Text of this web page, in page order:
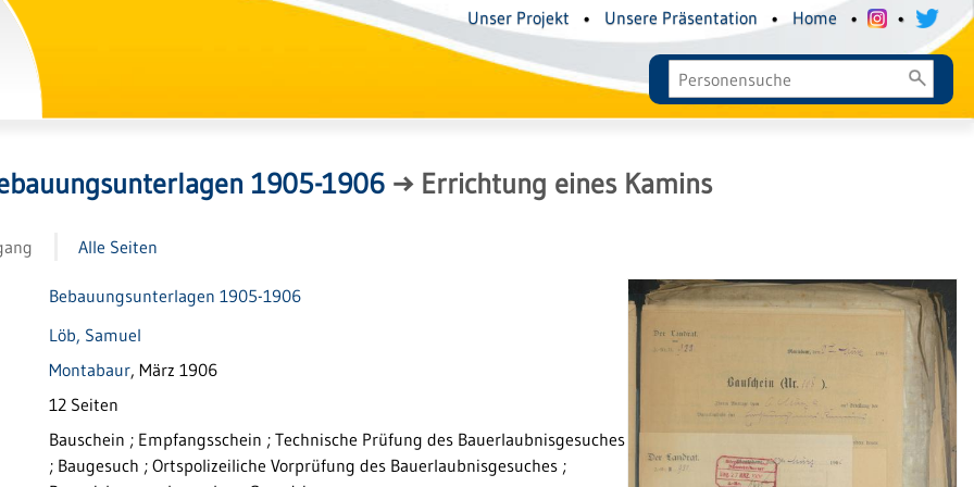
Unser Projekt • Unsere Präsentation • Home • •
1905-1906 → Errichtung eines Kamins
Alle Seiten
Bebauungsunterlagen 1905-1906
Löb, Samuel
Montabaur, März 1906
12 Seiten
Bauschein ; Empfangsschein ; Technische Prüfung des Bauerlaubnisgesuches
; Baugesuch ; Ortspolizeiliche Vorprüfung des Bauerlaubnisgesuches ;